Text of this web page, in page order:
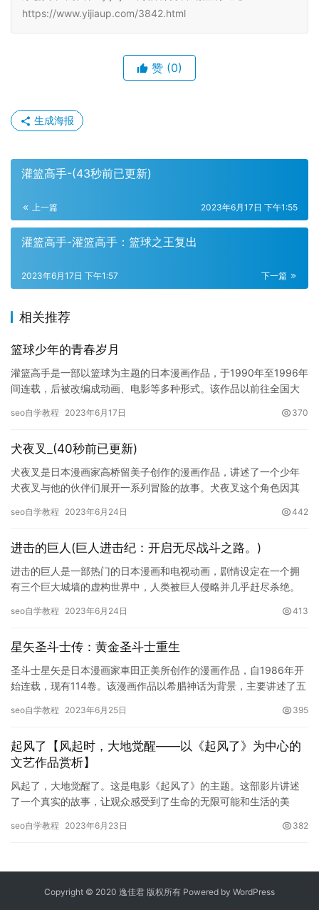
https://www.yijiaup.com/3842.html
赞 (0)
生成海报
灌篮高手-(43秒前已更新)
上一篇 2023年6月17日 下午1:55
灌篮高手-灌篮高手：篮球之王复出
下一篇
2023年6月17日 下午1:57
相关推荐
篮球少年的青春岁月
灌篮高手是一部以篮球为主题的日本漫画作品，于1990年至1996年
间连载，后被改编成动画、电影等多种形式。该作品以前往全国大
seo自学教程 2023年6月17日 370
犬夜叉_(40秒前已更新)
犬夜叉是日本漫画家高桥留美子创作的漫画作品，讲述了一个少年
犬夜叉与他的伙伴们展开一系列冒险的故事。犬夜叉这个角色因其
大的影…
seo自学教程 2023年6月24日 442
进击的巨人(巨人进击纪：开启无尽战斗之路。)
进击的巨人是一部热门的日本漫画和电视动画，剧情设定在一个拥
有三个巨大城墙的虚构世界中，人类被巨人侵略并几乎赶尽杀绝。
的秘…
seo自学教程 2023年6月24日 413
星矢圣斗士传：黄金圣斗士重生
圣斗士星矢是日本漫画家車田正美所创作的漫画作品，自1986年开
始连载，现有114卷。该漫画作品以希腊神话为背景，主要讲述了五
seo自学教程 2023年6月25日 395
起风了【风起时，大地觉醒——以《起风了》为中心的
文艺作品赏析】
风起了，大地觉醒了。这是电影《起风了》的主题。这部影片讲述
了一个真实的故事，让观众感受到了生命的无限可能和生活的美
文将…
seo自学教程 2023年6月23日 382
Copyright © 2020 逸佳君 版权所有 Powered by WordPress